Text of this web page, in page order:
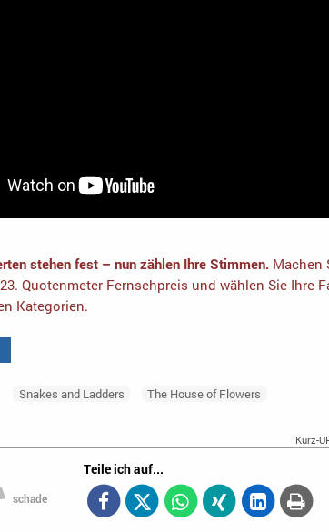
stehen fest – nun zählen Ihre Stimmen.Machen
Quotenmeter-Fernsehpreis und wählen Sie Ihre
Kategorien.
Snakes and Ladders The House of Flowers
Kurz-
schade
Teile ich auf...